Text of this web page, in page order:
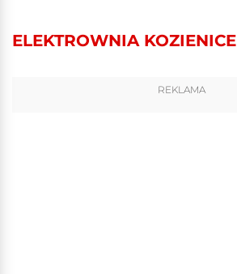
ELEKTROWNIA KOZIENICE
REKLAMA